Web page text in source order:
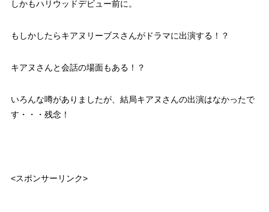
しかもハリウッドデビュー前に。
もしかしたらキアヌリーブスさんがドラマに出演する！？
キアヌさんと会話の場面もある！？
いろんな噂がありましたが、結局キアヌさんの出演はなかったで
す・・・残念！
<スポンサーリンク>